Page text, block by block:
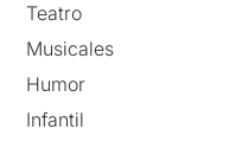
Teatro
Musicales
Humor
Infantil